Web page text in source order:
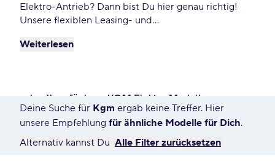
Elektro-Antrieb? Dann bist Du hier genau richtig!
Unsere flexiblen Leasing- und
Wunschauto zu Top-Konditionen zu fahren. Genieße
Weiterlesen
schnell verfügbare KGM Elektro Modelle
626 Angebote für Deine Suche
Deine Suche für Kgm ergab keine Treffer. Hier
unsere Empfehlung für ähnliche Modelle für Dich.
Alternativ kannst Du Alle Filter zurücksetzen